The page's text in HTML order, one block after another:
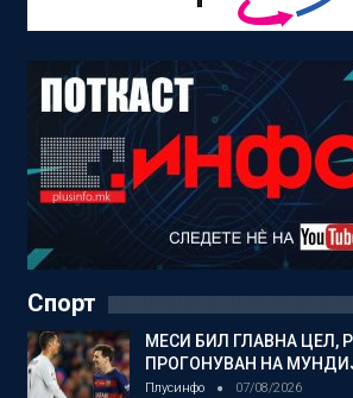
Спорт
МЕСИ БИЛ ГЛАВНА ЦЕЛ,
ПРОГОНУВАН НА
Плусинфо 07/08/2026